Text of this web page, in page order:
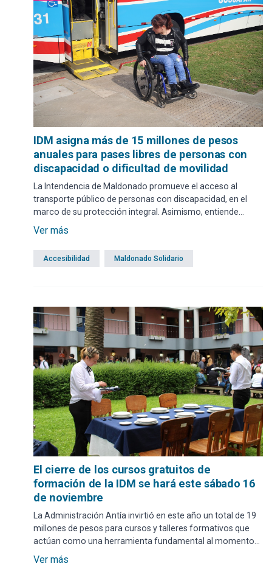
IDM asigna más de 15 millones de pesos
anuales para pases libres de personas con
discapacidad o dificultad de movilidad
La Intendencia de Maldonado promueve el acceso al
transporte público de personas con discapacidad, en el
marco de su protección integral. Asimismo, entiende
conveniente atender y apoyar con el transporte gratuito a
requieren protección social.
Ver más
Accesibilidad Maldonado Solidario
El cierre de los cursos gratuitos de
formación de la IDM se hará este sábado 16
de noviembre
La Administración Antía invirtió en este año un total de 19
millones de pesos para cursos y talleres formativos que
actúan como una herramienta fundamental al momento
de enfrentar el mundo laboral. El acto de cierre se hará
Ver más